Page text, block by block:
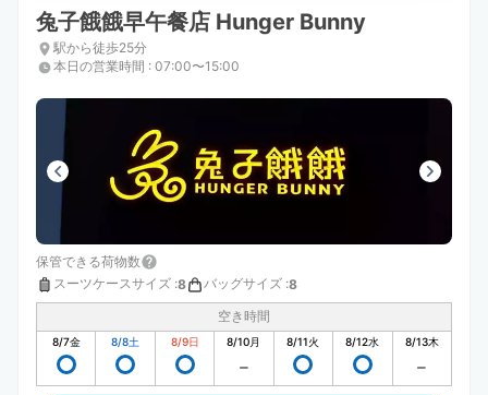
兔子餓餓早午餐店 Hunger Bunny
駅から徒歩25分
本日の営業時間 : 07:00〜15:00
保管できる荷物数
スーツケースサイズ :8 バッグサイズ :8
空き時間
8/7金 8/8土 8/9日 8/10月 8/11火 8/12水 8/13木